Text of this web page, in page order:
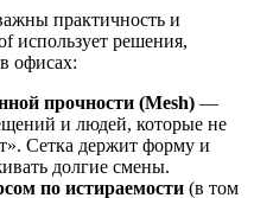
практичность и
использует решения,
офисах:
прочности (Mesh) —
и людей, которые не
Сетка держит форму и
долгие смены.
по истираемости (в том